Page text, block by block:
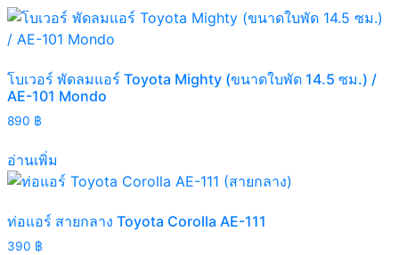
โบเวอร์ พัดลมแอร์ Toyota Mighty (ขนาดใบพัด 14.5 ซม.) /
AE-101 Mondo
890 ฿
อ่านเพิ่ม
ท่อแอร์ สายกลาง Toyota Corolla AE-111
390 ฿